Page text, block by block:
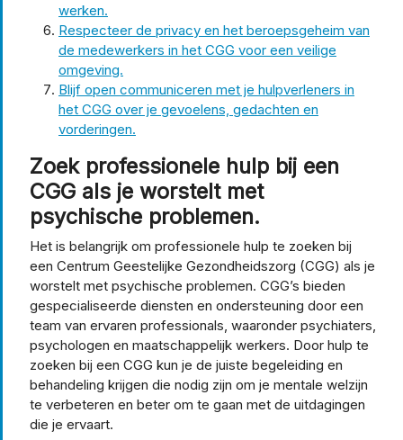
werken.
Respecteer de privacy en het beroepsgeheim van
de medewerkers in het CGG voor een veilige
omgeving.
Blijf open communiceren met je hulpverleners in
het CGG over je gevoelens, gedachten en
vorderingen.
Zoek professionele hulp bij een
CGG als je worstelt met
psychische problemen.
Het is belangrijk om professionele hulp te zoeken bij
een Centrum Geestelijke Gezondheidszorg (CGG) als je
worstelt met psychische problemen. CGG’s bieden
gespecialiseerde diensten en ondersteuning door een
team van ervaren professionals, waaronder psychiaters,
psychologen en maatschappelijk werkers. Door hulp te
zoeken bij een CGG kun je de juiste begeleiding en
behandeling krijgen die nodig zijn om je mentale welzijn
te verbeteren en beter om te gaan met de uitdagingen
die je ervaart.